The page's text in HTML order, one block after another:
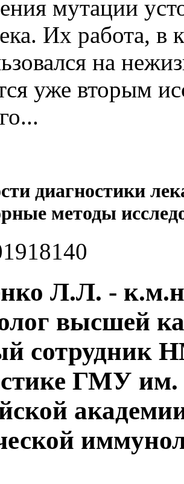
мутации
Их работа, в
на
уже вторым
диагностики
методы
18140
Л.Л. -
высшей
сотрудник
ГМУ